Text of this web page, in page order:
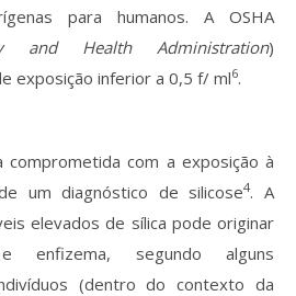
para humanos. A OSHA
and Health Administration)
exposição inferior a 0,5 f/ ml6.
comprometida com a exposição à
um diagnóstico de silicose4. A
elevados de sílica pode originar
enfizema, segundo alguns
(dentro do contexto da